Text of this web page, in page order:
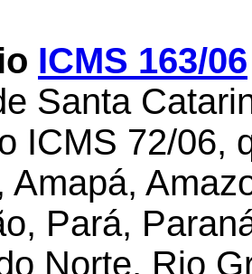
ICMS 163/06
Santa
ICMS 72/06,
Amapá,
Pará,
Norte, Rio